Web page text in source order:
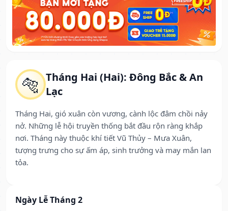
🐅 Tháng Hai (Hai): Đông Bắc & An
Lạc
Tháng Hai, gió xuân còn vương, cành lộc đâm chồi nảy
nở. Những lễ hội truyền thống bắt đầu rộn ràng khắp
nơi. Tháng này thuộc khí tiết Vũ Thủy – Mưa Xuân,
tượng trưng cho sự ấm áp, sinh trưởng và may mắn lan
tỏa.
Ngày Lễ Tháng 2